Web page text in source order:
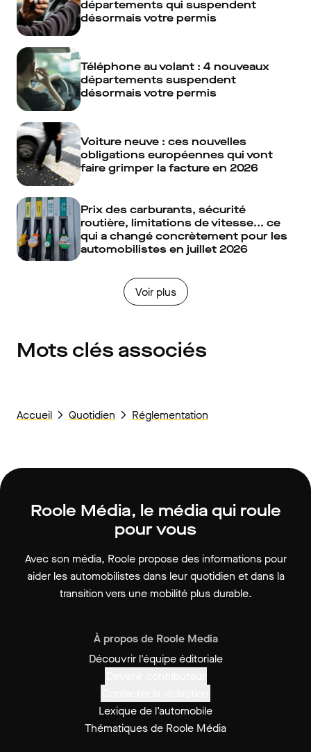
départements qui suspendent
désormais votre permis
Téléphone au volant : 4 nouveaux
départements suspendent
désormais votre permis
Voiture neuve : ces nouvelles
obligations européennes qui vont
faire grimper la facture en 2026
Prix des carburants, sécurité
routière, limitations de vitesse... ce
qui a changé concrètement pour les
automobilistes en juillet 2026
Voir plus
Mots clés associés
Accueil Quotidien Réglementation
Roole Média, le média qui roule
pour vous
Avec son média, Roole propose des informations pour
aider les automobilistes dans leur quotidien et dans la
transition vers une mobilité plus durable.
À propos de Roole Media
Découvrir l'équipe éditoriale
Lexique de l’automobile
Thématiques de Roole Média